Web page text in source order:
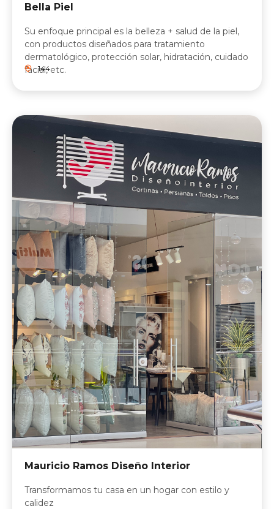
Bella Piel
Su enfoque principal es la belleza + salud de la piel,
con productos diseñados para tratamiento
dermatológico, protección solar, hidratación, cuidado
facial, etc.
144
Mauricio Ramos Diseño Interior
Transformamos tu casa en un hogar con estilo y
calidez